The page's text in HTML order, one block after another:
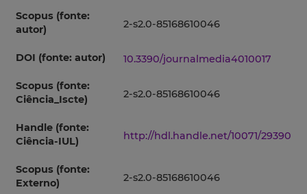
Scopus (fonte:
autor)
2-s2.0-85168610046
DOI (fonte: autor) 10.3390/journalmedia4010017
Scopus (fonte:
Ciência_Iscte)
2-s2.0-85168610046
Handle (fonte:
Ciência-IUL)
http://hdl.handle.net/10071/29390
Scopus (fonte:
Externo)
2-s2.0-85168610046